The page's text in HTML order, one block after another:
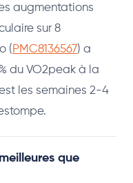
augmentations
sur 8
( PMC8136567) a
du VO2peak à la
les semaines 2-4
que